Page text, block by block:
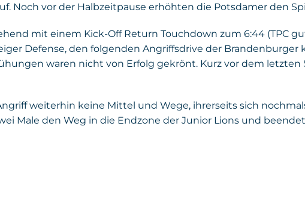
Noch vor der Halbzeitpause erhöhten die Potsdamer den
mit einem Kick-Off Return Touchdown zum 6:44 (TPC
Defense, den folgenden Angriffsdrive der Brandenburger
waren nicht von Erfolg gekrönt. Kurz vor dem
weiterhin keine Mittel und Wege, ihrerseits sich
Male den Weg in die Endzone der Junior Lions und